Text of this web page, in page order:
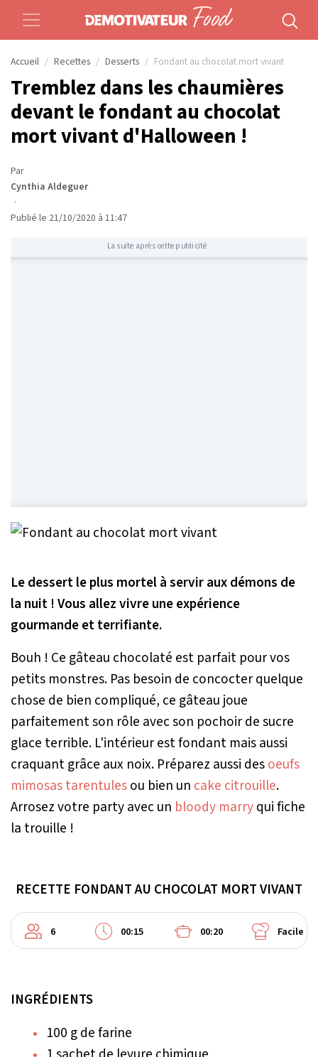
Accueil Recettes Desserts Fondant au chocolat mort vivant
Tremblez dans les chaumières
devant le fondant au chocolat
mort vivant d'Halloween !
Par
Cynthia Aldeguer
·
Publié le 21/10/2020 à 11:47
La suite après cette publicité
Le dessert le plus mortel à servir aux démons de
la nuit ! Vous allez vivre une expérience
gourmande et terrifiante.
Bouh ! Ce gâteau chocolaté est parfait pour vos
petits monstres. Pas besoin de concocter quelque
chose de bien compliqué, ce gâteau joue
parfaitement son rôle avec son pochoir de sucre
glace terrible. L'intérieur est fondant mais aussi
craquant grâce aux noix. Préparez aussi desoeufs
mimosas tarentulesou bien un cake citrouille.
Arrosez votre party avec un bloody marryqui fiche
la trouille !
RECETTE FONDANT AU CHOCOLAT MORT VIVANT
6 00:15 00:20 Facile
INGRÉDIENTS
100 g de farine